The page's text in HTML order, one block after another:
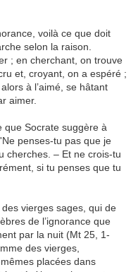
voilà ce que doit
selon la raison.
; en cherchant, on trouve
et, croyant, on a espéré ;
à l’aimé, se hâtant
aimer.
que Socrate suggère à
penses-tu pas que je
cherches. – Et ne crois-tu
si tu penses que tu
vierges sages, qui de
de l’ignorance que
par la nuit (Mt 25, 1-
des vierges,
placées dans